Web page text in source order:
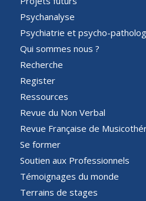
Psychanalyse
Psychiatrie et psycho-
Qui sommes nous ?
Recherche
Register
Ressources
Revue du Non Verbal
Revue Française de
Se former
Soutien aux Professionnels
Témoignages du monde
Terrains de stages